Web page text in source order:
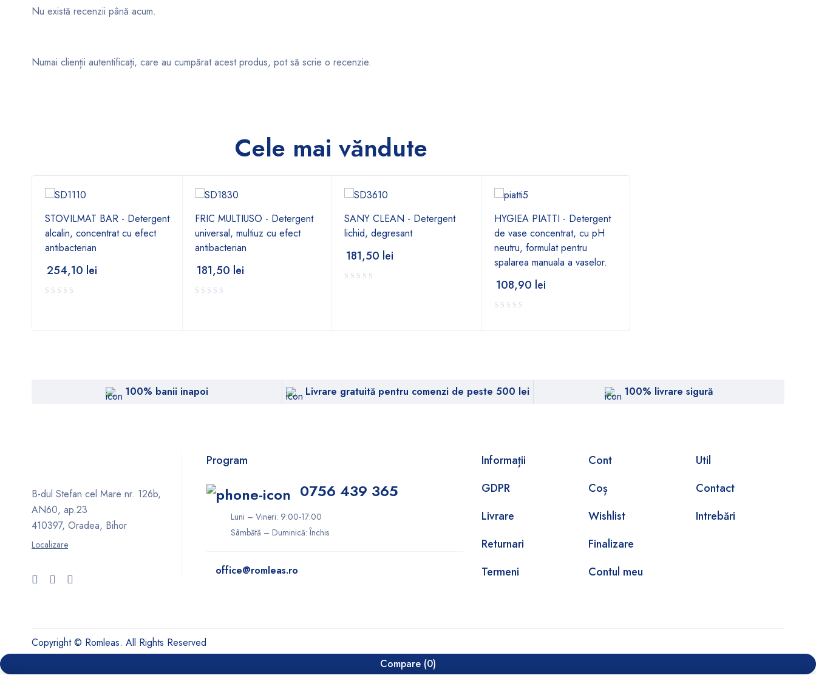
Nu există recenzii până acum.
Numai clienții autentificați, care au cumpărat acest produs, pot să scrie o recenzie.
Cele mai văndute
STOVILMAT BAR - Detergent
alcalin, concentrat cu efect
antibacterian
254,10 lei
FRIC MULTIUSO - Detergent
universal, multiuz cu efect
antibacterian
181,50 lei
SANY CLEAN - Detergent
lichid, degresant
181,50 lei
HYGIEA PIATTI - Detergent
de vase concentrat, cu pH
neutru, formulat pentru
spalarea manuala a vaselor.
108,90 lei
100% banii inapoi Livrare gratuită pentru comenzi de peste 500 lei 100% livrare sigură
B-dul Stefan cel Mare nr. 126b,
AN60, ap.23
410397, Oradea, Bihor
Localizare
Program
0756 439 365
Luni – Vineri: 9:00-17:00
Sâmbătă – Duminică: Închis
office@romleas.ro
Informații
GDPR
Livrare
Returnari
Termeni
Cont
Coș
Wishlist
Finalizare
Contul meu
Util
Contact
Intrebări
Copyright © Romleas. All Rights Reserved
Compare (0)